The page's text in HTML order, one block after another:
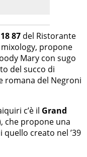
87 del Ristorante
propone
Mary con sugo
del succo di
romana del Negroni
c’è il Grand
che propone una
creato nel ’39